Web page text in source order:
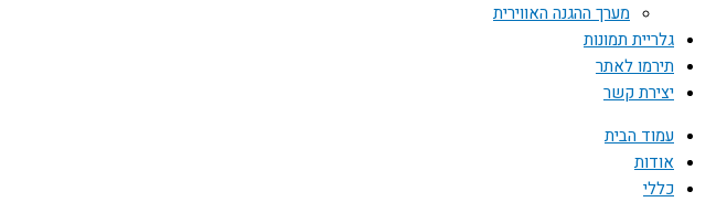
מערך ההגנה האווירית
גלריית תמונות
תירמו לאתר
יצירת קשר
עמוד הבית
אודות
כללי